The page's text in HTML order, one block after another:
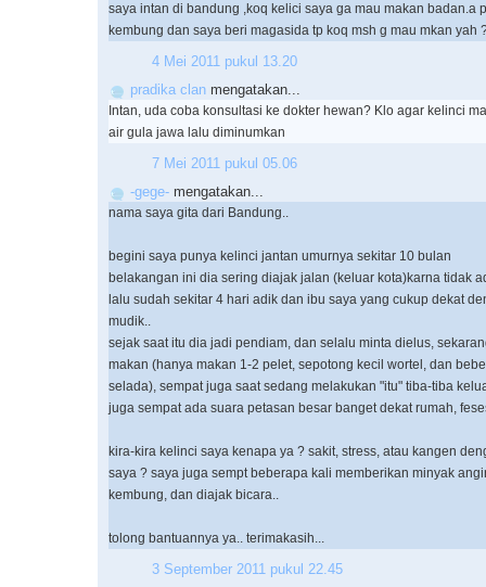
saya intan di bandung ,koq kelici saya ga mau makan badan.a
kembung dan saya beri magasida tp koq msh g mau mkan yah
4 Mei 2011 pukul 13.20
pradika clan mengatakan...
Intan, uda coba konsultasi ke dokter hewan? Klo agar kelinci
air gula jawa lalu diminumkan
7 Mei 2011 pukul 05.06
-gege- mengatakan...
nama saya gita dari Bandung..
begini saya punya kelinci jantan umurnya sekitar 10 bulan
belakangan ini dia sering diajak jalan (keluar kota)karna tidak
lalu sudah sekitar 4 hari adik dan ibu saya yang cukup dekat
mudik..
sejak saat itu dia jadi pendiam, dan selalu minta dielus,
makan (hanya makan 1-2 pelet, sepotong kecil wortel, dan
selada), sempat juga saat sedang melakukan "itu" tiba-tiba
juga sempat ada suara petasan besar banget dekat rumah,
kira-kira kelinci saya kenapa ya ? sakit, stress, atau kangen
saya ? saya juga sempt beberapa kali memberikan minyak
kembung, dan diajak bicara..
tolong bantuannya ya.. terimakasih...
3 September 2011 pukul 22.45